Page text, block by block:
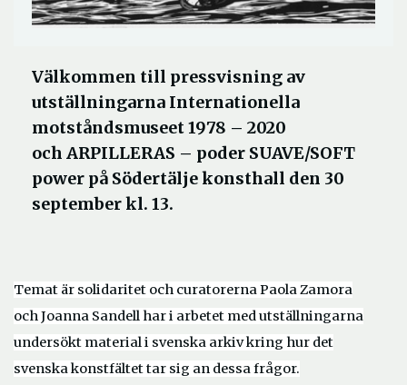
Välkommen till pressvisning av
utställningarna Internationella
motståndsmuseet 1978 – 2020
och ARPILLERAS – poder SUAVE/SOFT
power på Södertälje konsthall den 30
september kl. 13.
Temat är solidaritet och curatorerna Paola Zamora
och Joanna Sandell har i arbetet med utställningarna
undersökt material i svenska arkivkring hur det
svenska konstfältet tar sig an dessa frågor.